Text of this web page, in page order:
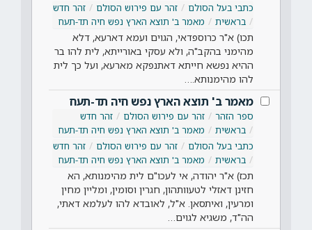
כתבי בעל הסולם
זהר עם פירוש הסולם
זהר חדש
בראשית
מאמר ב' תוצא הארץ נפש חיה תד-תעח
תכו) א"ר כרוספדאי, הגוים ועמא דארעא, דלא
מהימני בהקב"ה, ולא עסקי באורייתא, לית להו בר
ההיא נפשא חייתא דאתנפקא מארעא, ועל כך לית
להו מהימנותא.…
מאמר ב' תוצא הארץ נפש חיה תד-תעח
ספר הזהר זהר עם פירוש הסולם
זהר חדש
בראשית
מאמר ב' תוצא הארץ נפש חיה תד-תעח
כתבי בעל הסולם
זהר עם פירוש הסולם
זהר חדש
בראשית
מאמר ב' תוצא הארץ נפש חיה תד-תעח
תכז) א"ר יהודה, אי לעכו"ם לית מהימנותא, הא
חזינן דאזלי לטעוותהון, חגרין וסומין, ומליין מחין
ומרעין, ואיתסאן. א"ל, לאובדא להו לעלמא דאתי,
הה"ד, משגיא לגוים…